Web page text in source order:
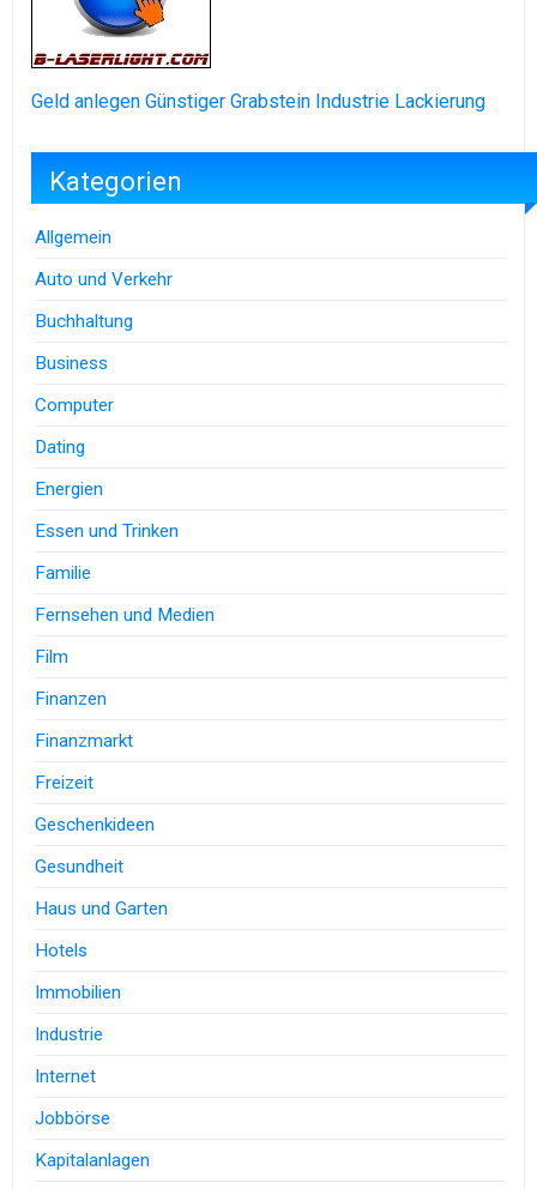
Geld anlegen Günstiger Grabstein Industrie Lackierung
Kategorien
Allgemein
Auto und Verkehr
Buchhaltung
Business
Computer
Dating
Energien
Essen und Trinken
Familie
Fernsehen und Medien
Film
Finanzen
Finanzmarkt
Freizeit
Geschenkideen
Gesundheit
Haus und Garten
Hotels
Immobilien
Industrie
Internet
Jobbörse
Kapitalanlagen